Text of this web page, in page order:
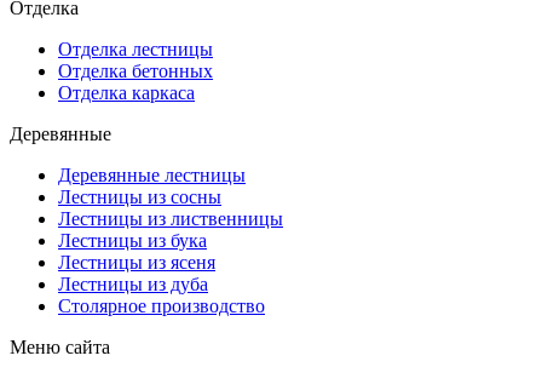
Отделка
Отделка лестницы
Отделка бетонных
Отделка каркаса
Деревянные
Деревянные лестницы
Лестницы из сосны
Лестницы из лиственницы
Лестницы из бука
Лестницы из ясеня
Лестницы из дуба
Столярное производство
Меню сайта